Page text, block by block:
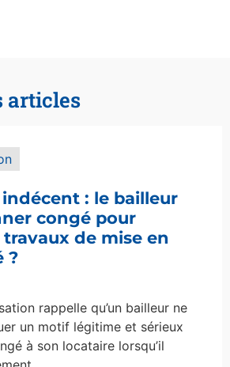
articles
: le bailleur
congé pour
travaux de mise en
?
rappelle qu’un bailleur ne
un motif légitime et sérieux
à son locataire lorsqu’il